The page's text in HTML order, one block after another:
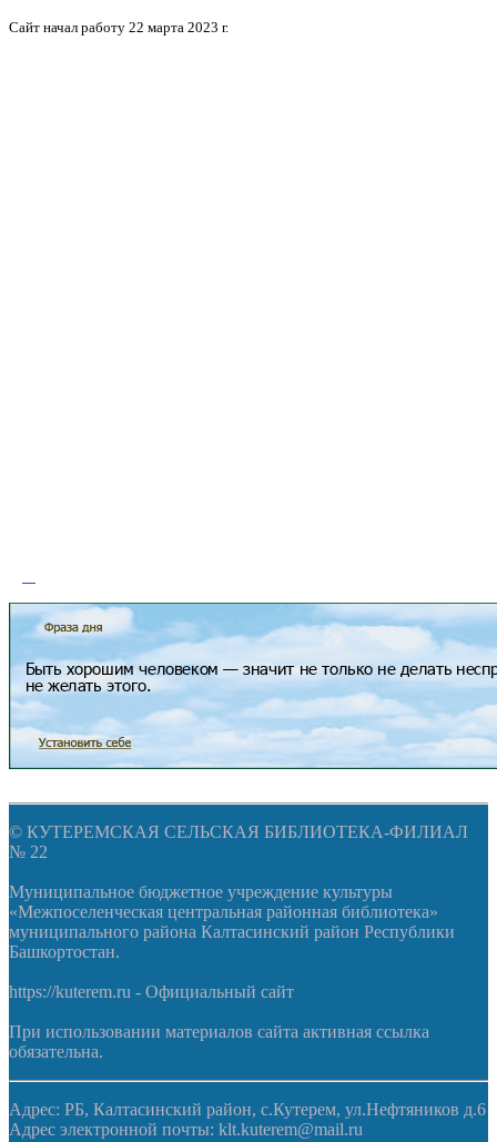
Сайт начал работу 22 марта 2023 г.
© КУТЕРЕМСКАЯ СЕЛЬСКАЯ БИБЛИОТЕКА-ФИЛИАЛ
№ 22
Муниципальное бюджетное учреждение культуры
«Межпоселенческая центральная районная библиотека»
муниципального района Калтасинский район Республики
Башкортостан.
https://kuterem.ru - Официальный сайт
При использовании материалов сайта активная ссылка
обязательна.
Адрес: РБ, Калтасинский район, с.Кутерем, ул.Нефтяников д.6
Адрес электронной почты: klt.kuterem@mail.ru